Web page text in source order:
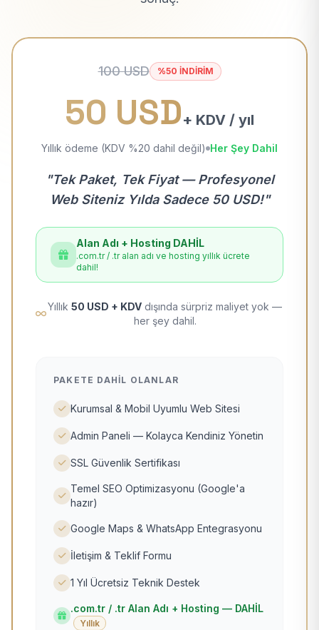
100 USD %50 İNDİRİM
50 USD+ KDV / yıl
Yıllık ödeme (KDV %20 dahil değil) Her Şey Dahil
"Tek Paket, Tek Fiyat — Profesyonel
Web Siteniz Yılda Sadece 50 USD!"
Alan Adı + Hosting DAHİL
.com.tr / .tr alan adı ve hosting yıllık ücrete
dahil!
Yıllık 50 USD + KDV dışında sürpriz maliyet yok —
her şey dahil.
PAKETE DAHIL OLANLAR
Kurumsal & Mobil Uyumlu Web Sitesi
Admin Paneli — Kolayca Kendiniz Yönetin
SSL Güvenlik Sertifikası
Temel SEO Optimizasyonu (Google'a
hazır)
Google Maps & WhatsApp Entegrasyonu
İletişim & Teklif Formu
1 Yıl Ücretsiz Teknik Destek
.com.tr / .tr Alan Adı + Hosting — DAHİL
Yıllık